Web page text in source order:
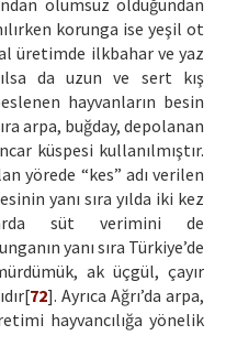
olumsuz olduğundan
korunga ise yeşil ot
üretimde ilkbahar ve yaz
da uzun ve sert kış
hayvanların besin
arpa, buğday, depolanan
küspesi kullanılmıştır.
yörede “kes” adı verilen
yanı sıra yılda iki kez
süt verimini de
yanı sıra Türkiye’de
ak üçgül, çayır
72]. Ayrıca Ağrı’da arpa,
hayvancılığa yönelik